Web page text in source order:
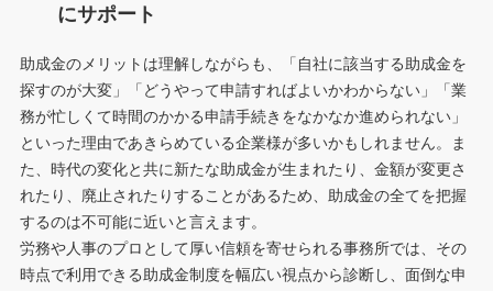
にサポート
助成金のメリットは理解しながらも、「自社に該当する助成金を
探すのが大変」「どうやって申請すればよいかわからない」「業
務が忙しくて時間のかかる申請手続きをなかなか進められない」
といった理由であきらめている企業様が多いかもしれません。ま
た、時代の変化と共に新たな助成金が生まれたり、金額が変更さ
れたり、廃止されたりすることがあるため、助成金の全てを把握
するのは不可能に近いと言えます。
労務や人事のプロとして厚い信頼を寄せられる事務所では、その
時点で利用できる助成金制度を幅広い視点から診断し、面倒な申